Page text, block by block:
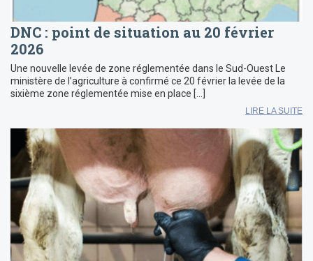
DNC : point de situation au 20 février
2026
Une nouvelle levée de zone réglementée dans le Sud-Ouest Le
ministère de l’agriculture à confirmé ce 20 février la levée de la
sixième zone réglementée mise en place […]
LIRE LA SUITE